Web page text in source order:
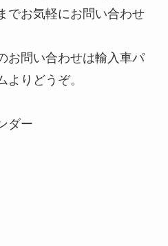
でお気軽にお問い合わせ
お問い合わせは輸入車パ
よりどうぞ。
ダー